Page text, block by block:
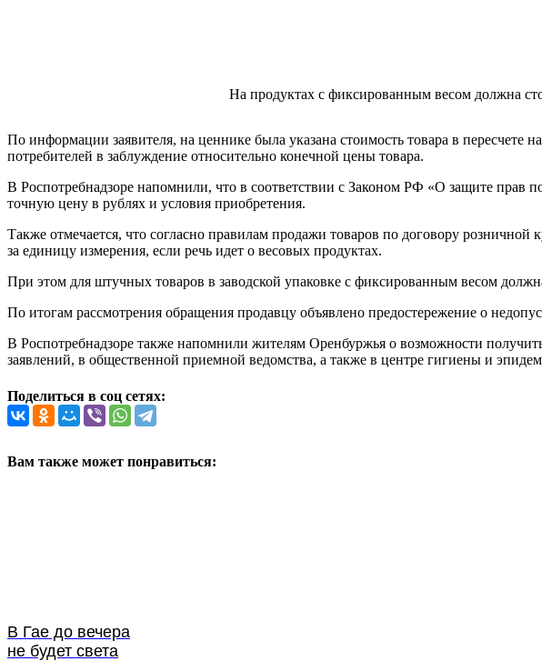
На продуктах с фиксированным весом должна
По информации заявителя, на ценнике была указана стоимость товара в
потребителей в заблуждение относительно конечной цены товара.
В Роспотребнадзоре напомнили, что в соответствии с Законом РФ «О защите прав
точную цену в рублях и условия приобретения.
Также отмечается, что согласно правилам продажи товаров по договору
за единицу измерения, если речь идет о весовых продуктах.
При этом для штучных товаров в заводской упаковке с фиксированным весом
По итогам рассмотрения обращения продавцу объявлено предостережение о
В Роспотребнадзоре также напомнили жителям Оренбуржья о возможности
заявлений, в общественной приемной ведомства, а также в центре гигиены и
Поделиться в соц сетях:
Вам также может понравиться:
В Гае до вечера
не будет света